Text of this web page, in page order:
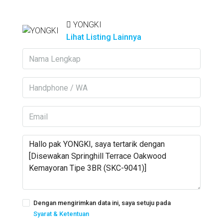
YONGKI
Lihat Listing Lainnya
Dengan mengirimkan data ini, saya setuju pada
Syarat & Ketentuan